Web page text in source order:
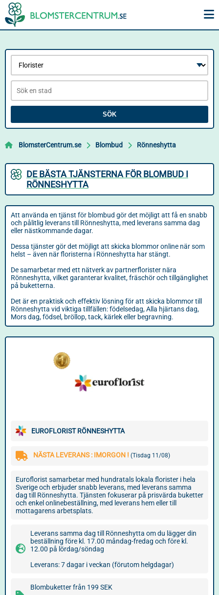
SÖK
BlomsterCentrum.se Blombud Rönneshytta
DE BÄSTA TJÄNSTERNA FÖR BLOMBUD I
RÖNNESHYTTA
Att använda en tjänst för blombud gör det möjligt att få en snabb
och pålitlig leverans till Rönneshytta, med leverans samma dag
eller nästkommande dagar.
Dessa tjänster gör det möjligt att skicka blommor online när som
helst – även när floristerna i Rönneshytta har stängt.
De samarbetar med ett nätverk av partnerflorister nära
Rönneshytta, vilket garanterar kvalitet, fräschör och tillgänglighet
på buketterna.
Det är en praktisk och effektiv lösning för att skicka blommor till
Rönneshytta vid viktiga tillfällen: födelsedag, Alla hjärtans dag,
Mors dag, födsel, bröllop, tack, kärlek eller begravning.
EUROFLORIST RÖNNESHYTTA
NÄSTA LEVERANS : IMORGON ! (Tisdag 11/08)
Euroflorist samarbetar med hundratals lokala florister i hela
Sverige och erbjuder snabb leverans, med leverans samma
dag till Rönneshytta. Tjänsten fokuserar på prisvärda buketter
och enkel onlinebeställning, med leverans hem eller till
mottagarens arbetsplats.
Leverans samma dag till Rönneshytta om du lägger din
beställning före kl. 17.00 måndag-fredag och före kl.
12.00 på lördag/söndag
Leverans: 7 dagar i veckan (förutom helgdagar)
Blombuketter från 199 SEK